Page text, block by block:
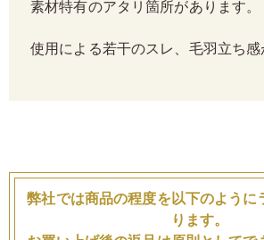
素材特有のアタリ箇所があります。
使用による若干のスレ、毛羽立ち感
弊社では商品の程度を以下のように
ります。